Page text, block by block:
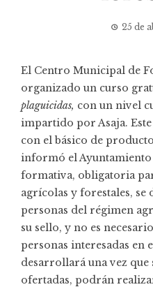
25 de
El Centro Municipal de
organizado un curso
plaguicidas, con un nivel
impartido por Asaja.
con el básico de
informó el Ayuntamiento
formativa, obligatoria
agrícolas y forestales, se
personas del régimen
su sello, y no es
personas interesadas en
desarrollará una vez que
ofertadas, podrán